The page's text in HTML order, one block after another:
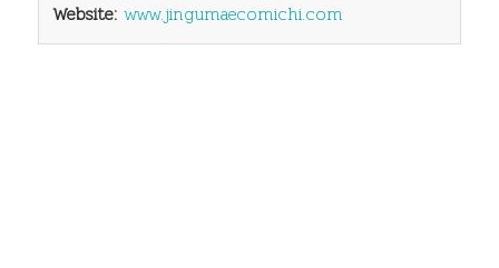
Website: www.jingumaecomichi.com